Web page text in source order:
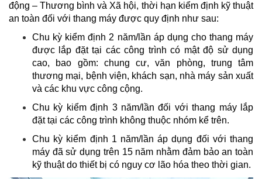
động – Thương bình và Xã hội, thời hạn kiểm định kỹ thuật
an toàn đối với thang máy được quy định như sau:
Chu kỳ kiểm định 2 năm/lần áp dụng cho thang máy
được lắp đặt tại các công trình có mật độ sử dụng
cao, bao gồm: chung cư, văn phòng, trung tâm
thương mại, bệnh viện, khách sạn, nhà máy sản xuất
và các khu vực công cộng.
Chu kỳ kiểm định 3 năm/lần đối với thang máy lắp
đặt tại các công trình không thuộc nhóm kể trên.
Chu kỳ kiểm định 1 năm/lần áp dụng đối với thang
máy đã sử dụng trên 15 năm nhằm đảm bảo an toàn
kỹ thuật do thiết bị có nguy cơ lão hóa theo thời gian.